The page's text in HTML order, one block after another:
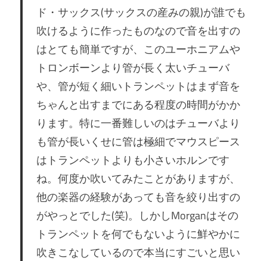
ド・サックス(サックスの産みの親)が誰でも
吹けるように作ったものなので音を出すの
はとても簡単ですが、このユーホニアムや
トロンボーンより管が長く太いチューバ
や、管が短く細いトランペットはまず音を
ちゃんと出すまでにある程度の時間がかか
ります。特に一番難しいのはチューバより
も管が長いくせに管は極細でマウスピース
はトランペットよりも小さいホルンです
ね。何度か吹いてみたことがありますが、
他の楽器の経験があっても音を絞り出すの
がやっとでした(笑)。しかしMorganはその
トランペットを何でもないように鮮やかに
吹きこなしているので本当にすごいと思い